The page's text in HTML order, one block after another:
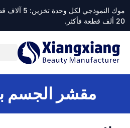
موك
20 ألف قطعة فأكثر.
مقشر الجسم